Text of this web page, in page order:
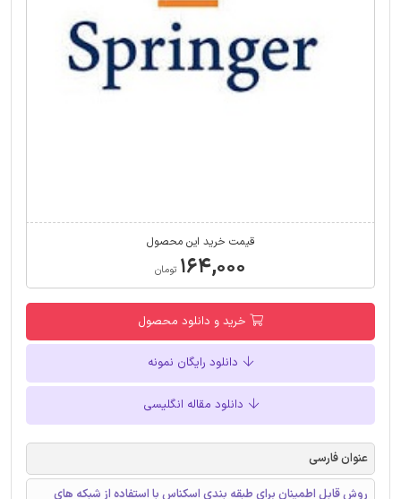
قیمت خرید این محصول
۱۶۴,۰۰۰ تومان
خرید و دانلود محصول
دانلود رایگان نمونه
دانلود مقاله انگلیسی
عنوان فارسی
روش قابل اطمینان برای طبقه بندی اسکناس با استفاده از شبکه های